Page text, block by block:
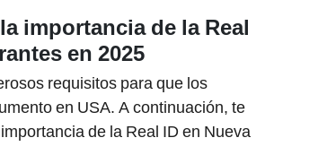
importancia de la Real
en 2025
requisitos para que los
en USA. A continuación, te
de la Real ID en Nueva